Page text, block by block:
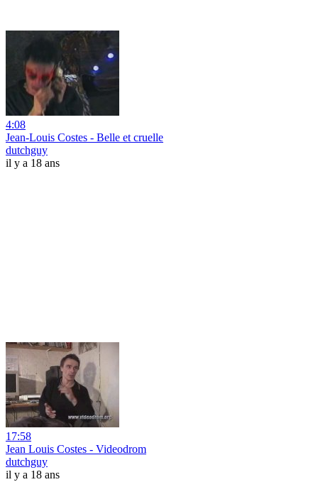
4:08
Jean-Louis Costes - Belle et cruelle
dutchguy
il y a 18 ans
17:58
Jean Louis Costes - Videodrom
dutchguy
il y a 18 ans